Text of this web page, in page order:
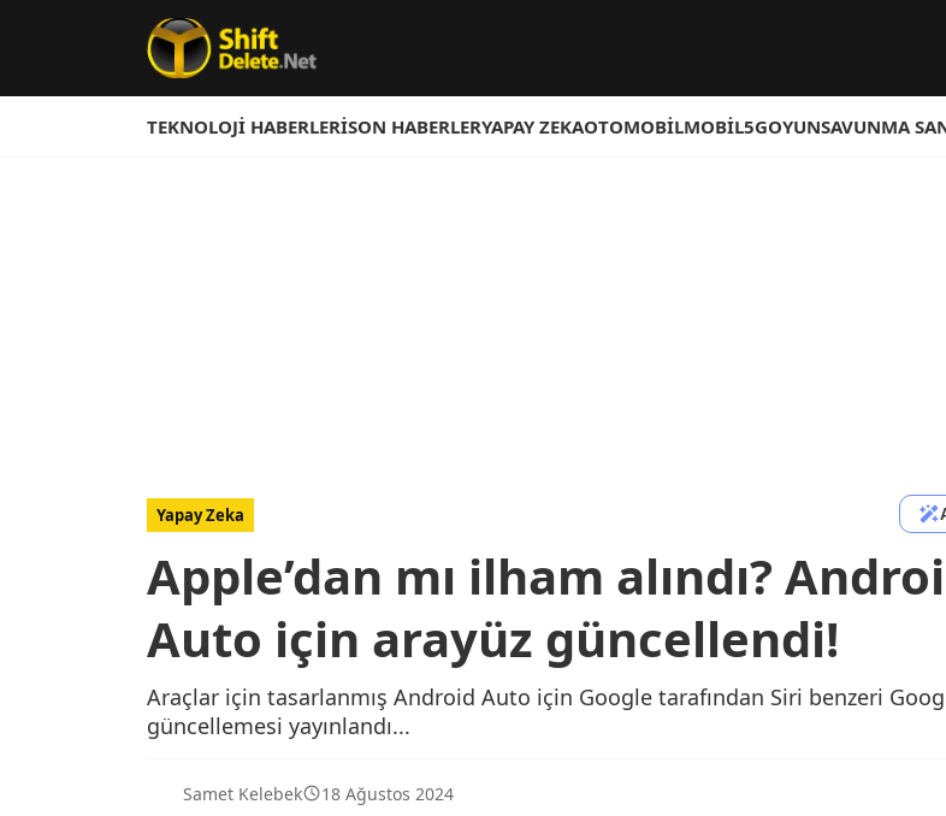
TEKNOLOJI HABERLERISON HABERLERYAPAY ZEKAOTOMOBILMOBIL5GOYUNSAVUNMA
Yapay Zeka
Apple’dan mı ilham alındı?
Auto için arayüz güncellendi!
Araçlar için tasarlanmış Android Auto için Google tarafından Siri benzeri
güncellemesi yayınlandı...
Samet Kelebek 18 Ağustos 2024